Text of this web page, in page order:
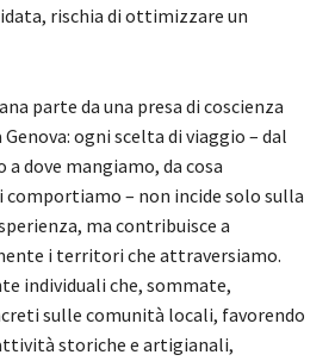
rischia di ottimizzare un
parte da una presa di coscienza
ogni scelta di viaggio – dal
dove mangiamo, da cosa
comportiamo – non incide solo sulla
ma contribuisce a
i territori che attraversiamo.
individuali che, sommate,
sulle comunità locali, favorendo
storiche e artigianali,